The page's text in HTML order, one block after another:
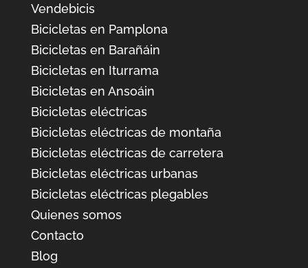
Vendebicis
Bicicletas en Pamplona
Bicicletas en Barañáin
Bicicletas en Iturrama
Bicicletas en Ansoáin
Bicicletas eléctricas
Bicicletas eléctricas de montaña
Bicicletas eléctricas de carretera
Bicicletas eléctricas urbanas
Bicicletas eléctricas plegables
Quienes somos
Contacto
Blog